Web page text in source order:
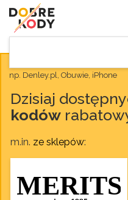
np. Denley.pl, Obuwie, iPhone
Dzisiaj
kodów
m.in. ze sklepów: